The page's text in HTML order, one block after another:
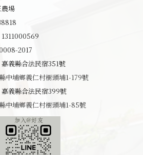
場
1311000569
2017
嘉義縣合法民宿351號
中埔鄉義仁村樹頭埔1-179號
嘉義縣合法民宿399號
中埔鄉義仁村樹頭埔1-85號